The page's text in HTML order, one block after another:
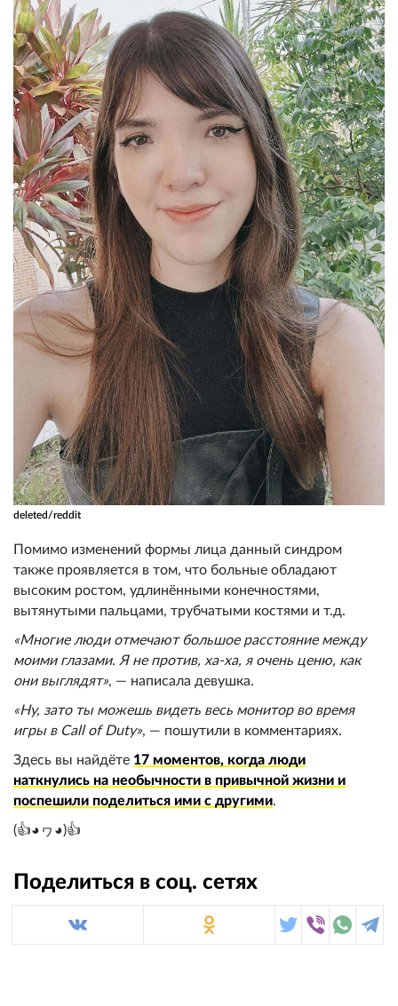
deleted/reddit
Помимо изменений формы лица данный синдром
также проявляется в том, что больные обладают
высоким ростом, удлинёнными конечностями,
вытянутыми пальцами, трубчатыми костями и т.д.
«Многие люди отмечают большое расстояние между
моими глазами. Я не против, ха-ха, я очень ценю, как
они выглядят», — написала девушка.
«Ну, зато ты можешь видеть весь монитор во время
игры в Call of Duty», — пошутили в комментариях.
Здесь вы найдёте 17 моментов, когда люди
наткнулись на необычности в привычной жизни и
поспешили поделиться ими с другими.
(👍◕ヮ◕)👍
Поделиться в соц. сетях